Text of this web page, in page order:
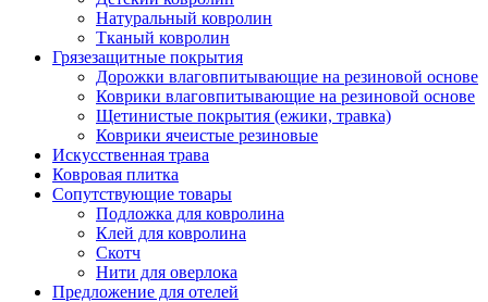
Натуральный ковролин
Тканый ковролин
Грязезащитные покрытия
Дорожки влаговпитывающие на резиновой основе
Коврики влаговпитывающие на резиновой основе
Щетинистые покрытия (ежики, травка)
Коврики ячеистые резиновые
Искусственная трава
Ковровая плитка
Сопутствующие товары
Подложка для ковролина
Клей для ковролина
Скотч
Нити для оверлока
Предложение для отелей